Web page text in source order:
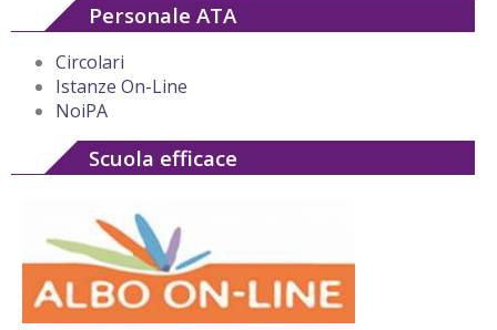
Personale ATA
Circolari
Istanze On-Line
NoiPA
Scuola efficace